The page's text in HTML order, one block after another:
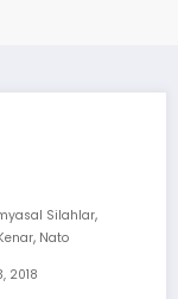
Silahlar,
, Nato
2018